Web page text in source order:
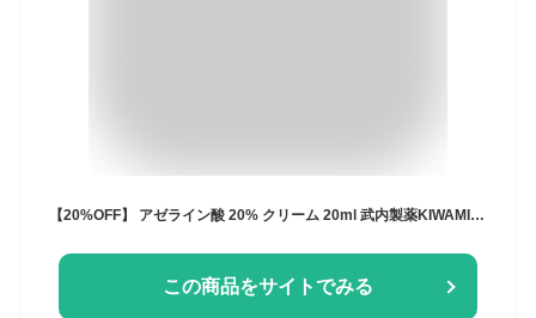
【20%OFF】 アゼライン酸 20% クリーム 20ml 武内製薬KIWAMI グリシルグリシン CICA ニキビ 脂性肌 乾燥肌 赤み 美容液 エイジングケア 皮脂 送料無料
この商品をサイトでみる